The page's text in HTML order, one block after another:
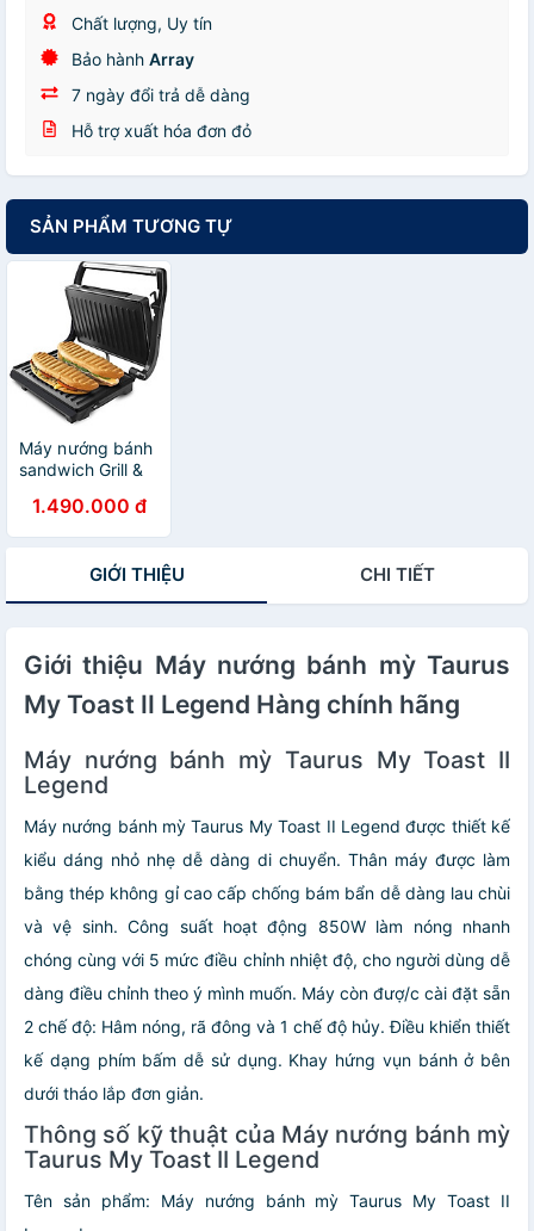
Chất lượng, Uy tín
Bảo hành Array
7 ngày đổi trả dễ dàng
Hỗ trợ xuất hóa đơn đỏ
SẢN PHẨM TƯƠNG TỰ
Máy nướng bánh
sandwich Grill &
968424 Hàng
chính hãng
1.490.000 đ
GIỚI THIỆU CHI TIẾT
Giới thiệu Máy nướng bánh mỳ Taurus
My Toast II Legend Hàng chính hãng
Máy nướng bánh mỳ Taurus My Toast II
Legend
Máy nướng bánh mỳ Taurus My Toast II Legend được thiết kế
kiểu dáng nhỏ nhẹ dễ dàng di chuyển. Thân máy được làm
bằng thép không gỉ cao cấp chống bám bẩn dễ dàng lau chùi
và vệ sinh. Công suất hoạt động 850W làm nóng nhanh
chóng cùng với 5 mức điều chỉnh nhiệt độ, cho người dùng dễ
dàng điều chỉnh theo ý mình muốn. Máy còn đượ/c cài đặt sẵn
2 chế độ: Hâm nóng, rã đông và 1 chế độ hủy. Điều khiển thiết
kế dạng phím bấm dễ sử dụng. Khay hứng vụn bánh ở bên
dưới tháo lắp đơn giản.
Thông số kỹ thuật của Máy nướng bánh mỳ
Taurus My Toast II Legend
Tên sản phẩm: Máy nướng bánh mỳ Taurus My Toast II